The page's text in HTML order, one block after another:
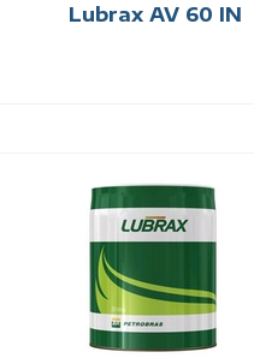
Lubrax AV 60 IN